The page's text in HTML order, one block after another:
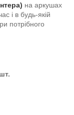
на аркушах
і в будь-якій
потрібного